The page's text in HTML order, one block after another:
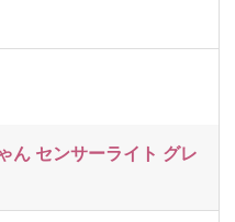
ん センサーライト グレ